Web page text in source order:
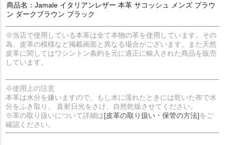
商品名：Jamale イタリアンレザー 本革 サコッシュ メンズ ブラウ
ン ダークブラウン ブラック
※当店で使用している本革は全て本物の革を使用しています。その
為、皮革の模様など掲載画面と異なる場合がございます。また天然
皮革に関してはワシントン条約を元に適正に輸入された商品を販売
しています。
※使用上の注意
本革は水分を嫌いますので、もし水に濡れたときには乾いた布で水
分をふき取り、 直射日光をさけ、自然乾燥させてください。
※革の取り扱いについて詳細は[皮革の取り扱い・保管の方法]をご
確認ください。